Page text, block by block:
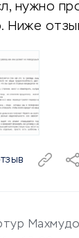
нужно
Ниже